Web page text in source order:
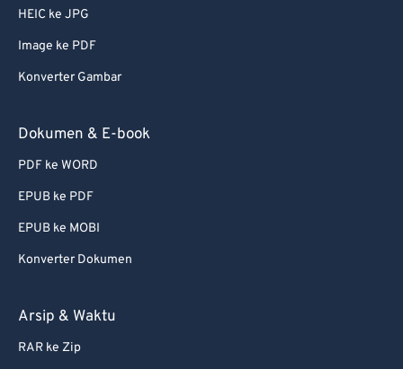
HEIC ke JPG
Image ke PDF
Konverter Gambar
Dokumen & E-book
PDF ke WORD
EPUB ke PDF
EPUB ke MOBI
Konverter Dokumen
Arsip & Waktu
RAR ke Zip